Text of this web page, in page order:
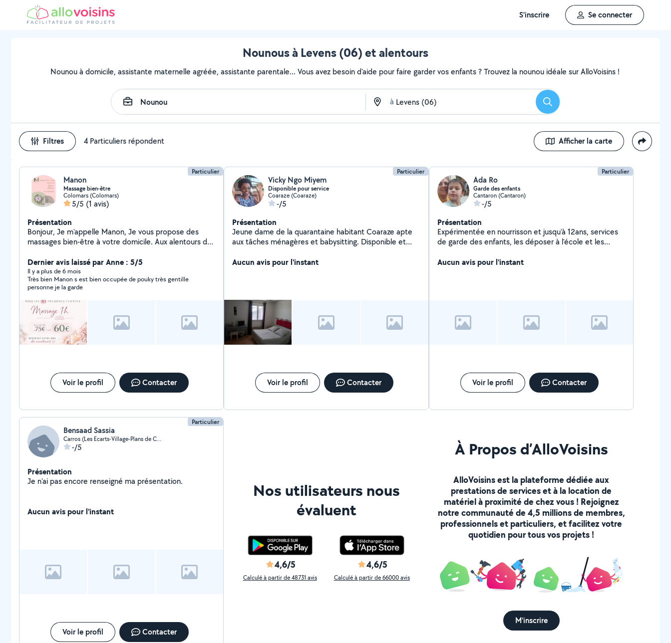
S'inscrire Se connecter
Nounous à Levens (06) et alentours
Nounou à domicile, assistante maternelle agréée, assistante parentale... Vous avez besoin d'aide pour faire garder vos enfants ? Trouvez la nounou idéale sur AlloVoisins !
à Rechercher
Filtres 4 Particuliers répondent Afficher la carte
Particulier
Manon
Massage bien-être
Colomars (Colomars)
5/5 (1 avis)
Présentation
Bonjour, Je m'appelle Manon, Je vous propose des
massages bien-être à votre domicile. Aux alentours de
Suédois. Uniquement pour femme.
Dernier avis laissé par Anne : 5/5
Il y a plus de 6 mois
Très bien Manon s est bien occupée de pouky très gentille
personne je la garde
Voir le profil Contacter
Particulier
Vicky Ngo Miyem
Disponible pour service
Coaraze (Coaraze)
-/5
Présentation
Jeune dame de la quarantaine habitant Coaraze apte
aux tâches ménagères et babysitting. Disponible et
Aucun avis pour l'instant
Voir le profil Contacter
Particulier
Ada Ro
Garde des enfants
Cantaron (Cantaron)
-/5
Présentation
Expérimentée en nourrisson et jusqu'à 12ans, services
de garde des enfants, les déposer à l'école et les
accompagne également a personnes en situation
Aucun avis pour l'instant
Voir le profil Contacter
Particulier
Bensaad Sassia
Carros (Les Ecarts-Village-Plans de Carros)
-/5
Présentation
Je n'ai pas encore renseigné ma présentation.
Aucun avis pour l'instant
Voir le profil Contacter
Nos utilisateurs nous
évaluent
4,6/5
Calculé à partir de 48731 avis
4,6/5
Calculé à partir de 66000 avis
À Propos d’AlloVoisins
AlloVoisins est la plateforme dédiée aux
prestations de services et à la location de
matériel à proximité de chez vous ! Rejoignez
notre communauté de 4,5 millions de membres,
professionnels et particuliers, et facilitez votre
quotidien pour tous vos projets !
M'inscrire